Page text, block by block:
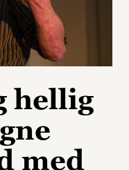
hellig
med